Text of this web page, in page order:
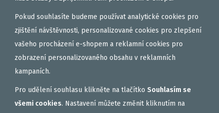
VAŘENÝ PARTIKL
BIŽUTERIE NA MONTÁŽE
DÁRKOVÝ POUKAZ, DÁRKOVÁ KAZETA
AKČNÍ SETY
Pokud souhlasíte budeme používat analytické cookies pro
zjištění návštěvnosti, personalizované cookies pro zlepšení
vašeho procházení e-shopem a reklamní cookies pro
zobrazení personalizovaného obsahu v reklamních
kampaních.
Pro udělení souhlasu klikněte na tlačítko Souhlasím se
všemi cookies. Nastavení můžete změnit kliknutím na